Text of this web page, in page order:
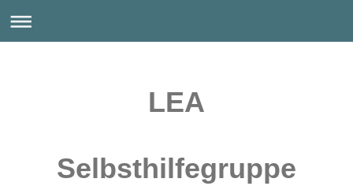
LEA
Selbsthilfegruppe